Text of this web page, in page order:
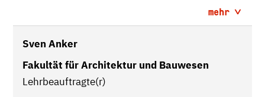
mehr
Sven Anker
Fakultät für Architektur und Bauwesen
Lehrbeauftragte(r)